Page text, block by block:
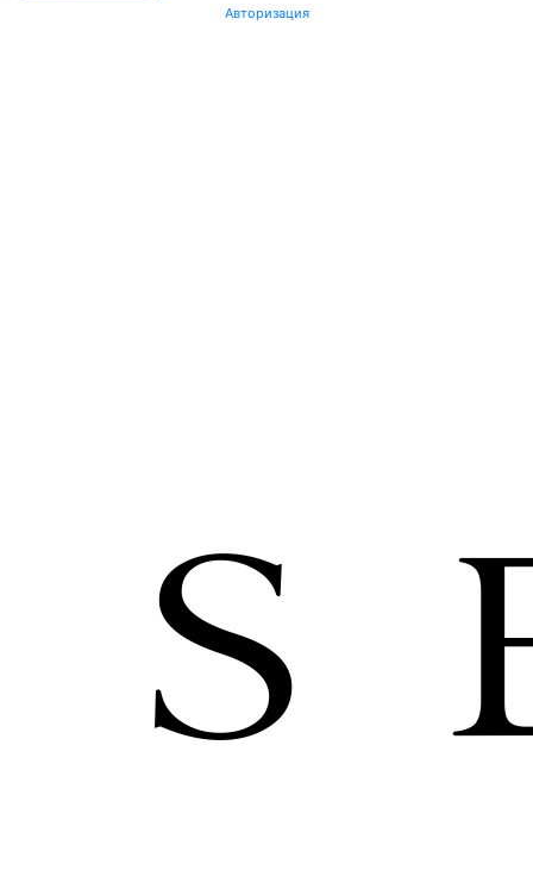
Авторизация